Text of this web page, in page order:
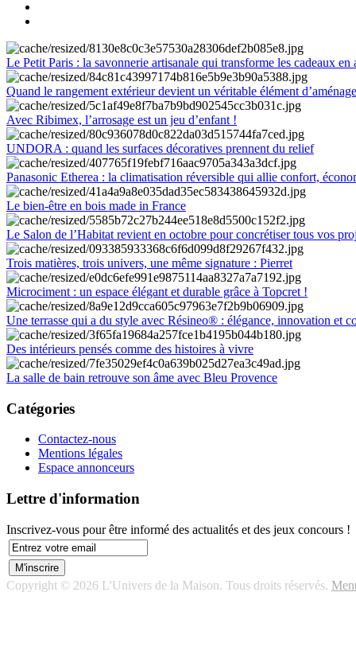
Le Petit Paris : la savonnerie artisanale qui transforme les cadeaux en
Quand le rangement extérieur devient un véritable élément
Avec Ribimex, l’arrosage est un jeu d’enfant !
UNDORA : quand les surfaces décoratives prennent du relief
Panasonic Etherea : la climatisation réversible qui allie confort,
Le bien-être en bois made in France
Le Salon de l’Habitat revient en octobre pour concrétiser tous vos
Trois matières, trois univers, une même signature : Pierret
Microciment : un espace élégant et durable grâce à Topcret !
Une terrasse qui a du style avec Résineo® : élégance, innovation et
Des intérieurs pensés comme des histoires à vivre
La salle de bain retrouve son âme avec Bleu Provence
Catégories
Contactez-nous
Mentions légales
Espace annonceurs
Lettre d'information
Inscrivez-vous pour être informé des actualités et des jeux concours !
Copyright © 2026 L'Univers de la Maison. Tous droits réservés.